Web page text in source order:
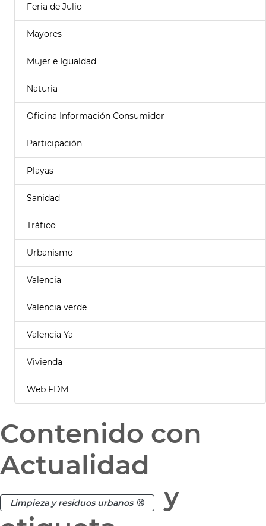
Feria de Julio
Mayores
Mujer e Igualdad
Naturia
Oficina Información Consumidor
Participación
Playas
Sanidad
Tráfico
Urbanismo
Valencia
Valencia verde
Valencia Ya
Vivienda
Web FDM
Contenido con
Actualidad
Limpieza y residuos urbanos
y